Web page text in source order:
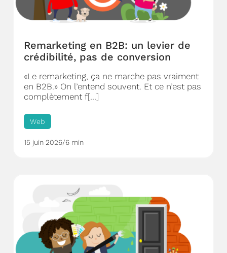
Remarketing en B2B: un levier de
crédibilité, pas de conversion
«Le remarketing, ça ne marche pas vraiment
en B2B.» On l’entend souvent. Et ce n’est pas
complètement f[...]
Web
15 juin 2026/6 min